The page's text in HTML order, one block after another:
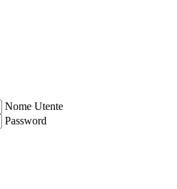
Nome Utente
Password